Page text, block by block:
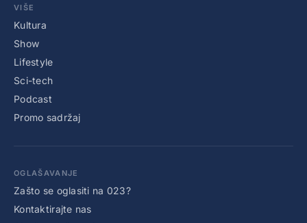
VIŠE
Kultura
Show
Lifestyle
Sci-tech
Podcast
Promo sadržaj
OGLAŠAVANJE
Zašto se oglasiti na 023?
Kontaktirajte nas